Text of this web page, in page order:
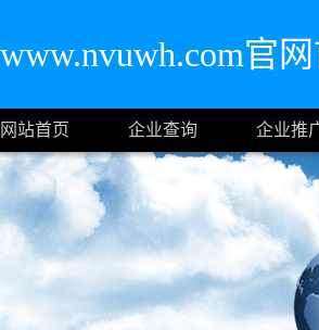
www.nvuwh.com官
网站首页 企业查询 企业推